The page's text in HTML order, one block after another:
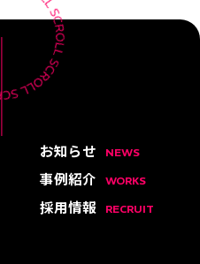
お知らせ NEWS
事例紹介 WORKS
採用情報 RECRUIT